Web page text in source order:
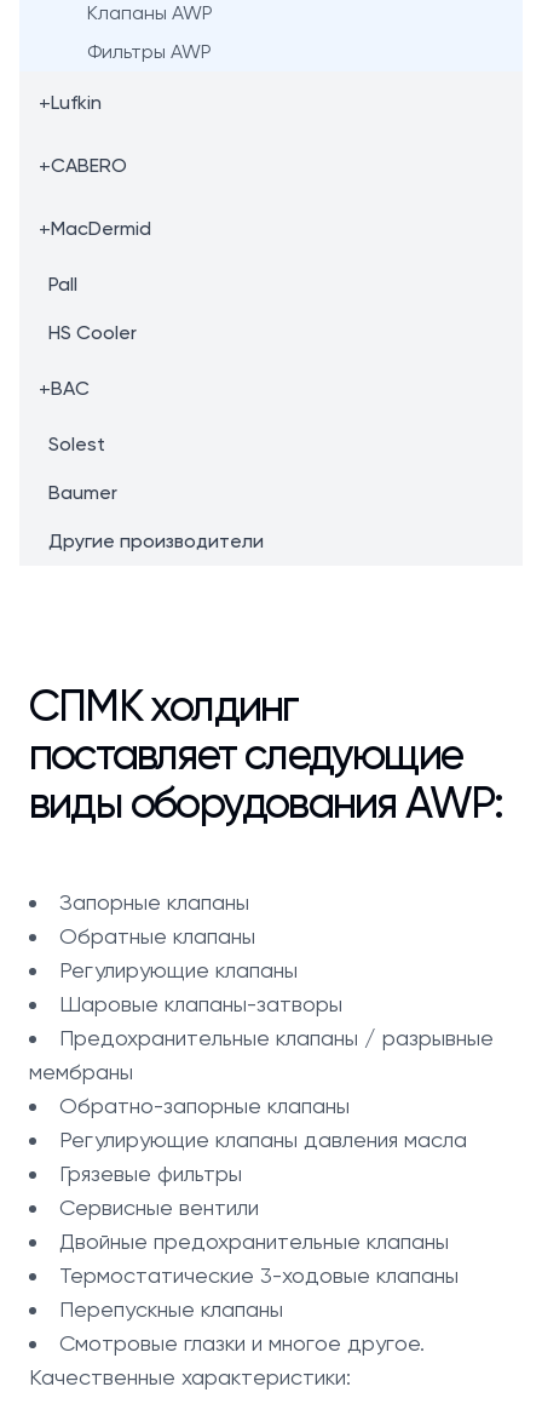
Клапаны AWP
Фильтры AWP
+Lufkin
+CABERO
+MacDermid
Pall
HS Cooler
+BAC
Solest
Baumer
Другие производители
СПМК холдинг
поставляет следующие
виды оборудования AWP:
Запорные клапаны
Обратные клапаны
Регулирующие клапаны
Шаровые клапаны-затворы
Предохранительные клапаны / разрывные
мембраны
Обратно-запорные клапаны
Регулирующие клапаны давления масла
Грязевые фильтры
Сервисные вентили
Двойные предохранительные клапаны
Термостатические 3-ходовые клапаны
Перепускные клапаны
Смотровые глазки и многое другое.
Качественные характеристики: